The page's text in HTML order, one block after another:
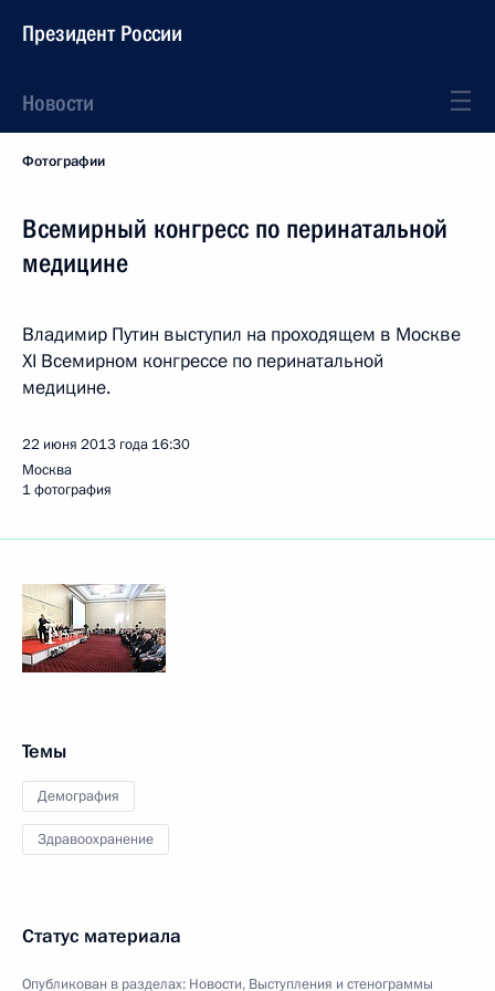
Президент России
Новости
Фотографии
Всемирный конгресс по перинатальной
медицине
Владимир Путин выступил на проходящем в Москве
XI Всемирном конгрессе по перинатальной
медицине.
22 июня 2013 года 16:30
Москва
1 фотография
Темы
Демография
Здравоохранение
Статус материала
Опубликован в разделах: Новости, Выступления и стенограммы